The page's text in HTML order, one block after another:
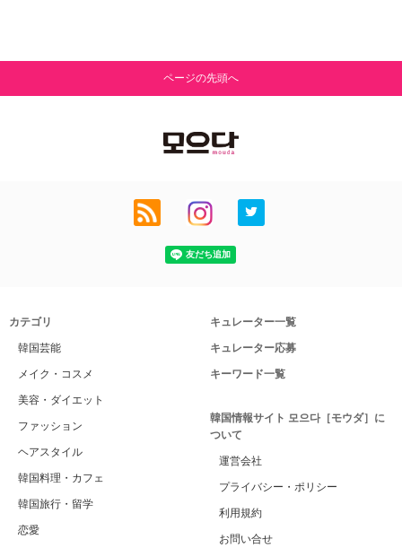
ページの先頭へ
カテゴリ
韓国芸能
メイク・コスメ
美容・ダイエット
ファッション
ヘアスタイル
韓国料理・カフェ
韓国旅行・留学
恋愛
キュレーター一覧
キュレーター応募
キーワード一覧
韓国情報サイト 모으다［モウダ］に
ついて
運営会社
プライバシー・ポリシー
利用規約
お問い合せ